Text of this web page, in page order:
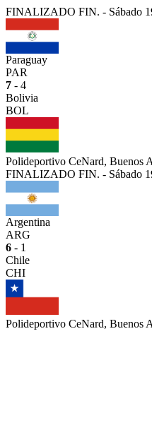
FINALIZADO FIN. - Sábado
Paraguay
PAR
7 - 4
Bolivia
BOL
Polideportivo CeNard, Buenos
FINALIZADO FIN. - Sábado
Argentina
ARG
6 - 1
Chile
CHI
Polideportivo CeNard, Buenos